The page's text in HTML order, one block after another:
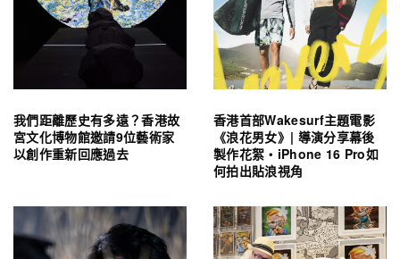
我們距離歷史有多遠？香港故
宮文化博物館邀請9位藝術家
以創作重新回應過去
香港首部Wakesurf主題電影
《浪花男女》| 導演分享幕後
製作花絮・iPhone 16 Pro如
何拍出貼浪視角